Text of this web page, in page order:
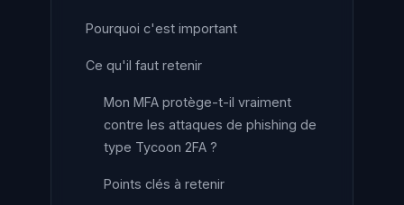
Pourquoi c'est important
Ce qu'il faut retenir
Mon MFA protège-t-il vraiment
contre les attaques de phishing de
type Tycoon 2FA ?
Points clés à retenir